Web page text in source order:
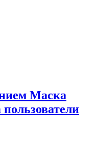
Маска